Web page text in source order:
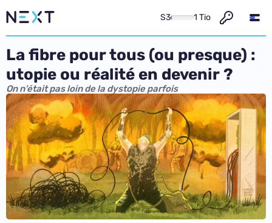
S3 1 Tio
La fibre pour tous (ou presque) :
utopie ou réalité en devenir ?
On n’était pas loin de la dystopie parfois